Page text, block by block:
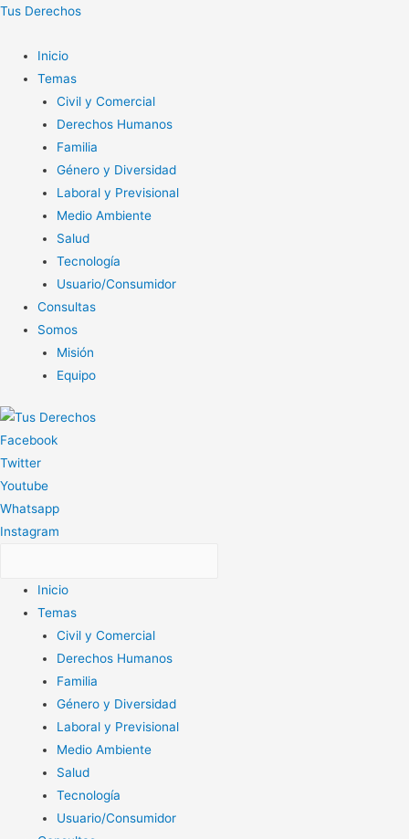
Tus Derechos
Inicio
Temas
Civil y Comercial
Derechos Humanos
Familia
Género y Diversidad
Laboral y Previsional
Medio Ambiente
Salud
Tecnología
Usuario/Consumidor
Consultas
Somos
Misión
Equipo
Facebook
Twitter
Youtube
Whatsapp
Instagram
Inicio
Temas
Civil y Comercial
Derechos Humanos
Familia
Género y Diversidad
Laboral y Previsional
Medio Ambiente
Salud
Tecnología
Usuario/Consumidor